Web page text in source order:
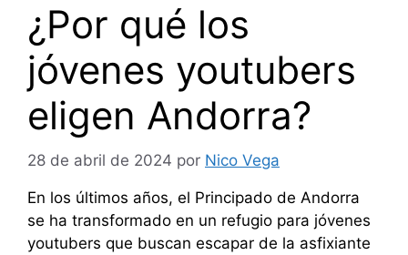
¿Por qué los
jóvenes youtubers
eligen Andorra?
28 de abril de 2024 por Nico Vega
En los últimos años, el Principado de Andorra
se ha transformado en un refugio para jóvenes
youtubers que buscan escapar de la asfixiante